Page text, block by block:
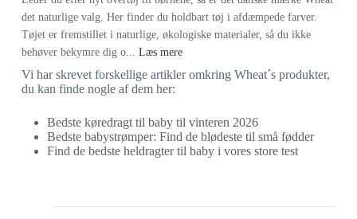
det naturlige valg. Her finder du holdbart tøj i afdæmpede farver.
Tøjet er fremstillet i naturlige, økologiske materialer, så du ikke
behøver bekymre dig o... Læs mere
Vi har skrevet forskellige artikler omkring Wheat´s produkter,
du kan finde nogle af dem her:
Bedste køredragt til baby til vinteren 2026
Bedste babystrømper: Find de blødeste til små fødder
Find de bedste heldragter til baby i vores store test